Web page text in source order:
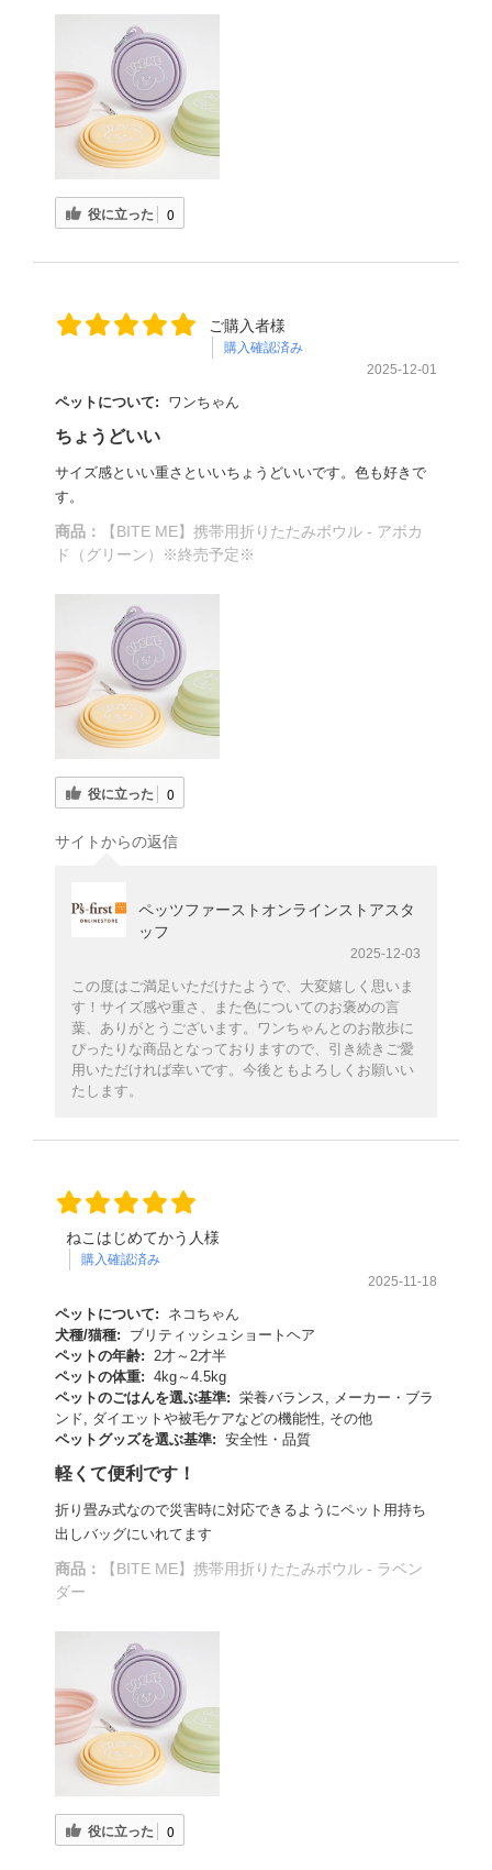
役に立った 0
ご購入者様
購入確認済み
2025-12-01
ペットについて: ワンちゃん
ちょうどいい
サイズ感といい重さといいちょうどいいです。色も好きで
す。
商品：
【BITE ME】携帯用折りたたみボウル - アボカ
ド（グリーン）※終売予定※
役に立った 0
サイトからの返信
ペッツファーストオンラインストアスタ
ッフ
2025-12-03
この度はご満足いただけたようで、大変嬉しく思いま
す！サイズ感や重さ、また色についてのお褒めの言
葉、ありがとうございます。ワンちゃんとのお散歩に
ぴったりな商品となっておりますので、引き続きご愛
用いただければ幸いです。今後ともよろしくお願いい
たします。
ねこはじめてかう人様
購入確認済み
2025-11-18
ペットについて:
ネコちゃん
犬種/猫種:
ブリティッシュショートヘア
ペットの年齢: 2才～2才半
ペットの体重: 4kg～4.5kg
ペットのごはんを選ぶ基準: 栄養バランス, メーカー・ブラ
ンド, ダイエットや被毛ケアなどの機能性, その他
ペットグッズを選ぶ基準: 安全性・品質
軽くて便利です！
折り畳み式なので災害時に対応できるようにペット用持ち
出しバッグにいれてます
商品：
【BITE ME】携帯用折りたたみボウル - ラベン
ダー
役に立った 0